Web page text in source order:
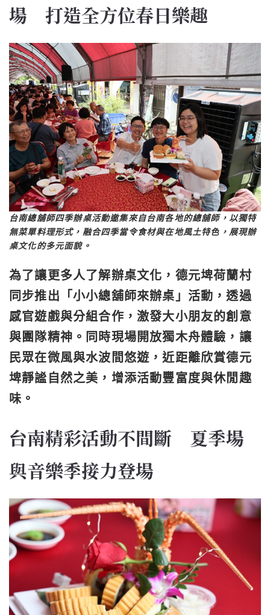
場 打造全方位春日樂趣
台南總舖師四季辦桌活動邀集來自台南各地的總舖師，以獨特
無菜單料理形式，融合四季當令食材與在地風土特色，展現辦
桌文化的多元面貌。
為了讓更多人了解辦桌文化，德元埤荷蘭村
同步推出「小小總舖師來辦桌」活動，透過
感官遊戲與分組合作，激發大小朋友的創意
與團隊精神。同時現場開放獨木舟體驗，讓
民眾在微風與水波間悠遊，近距離欣賞德元
埤靜謐自然之美，增添活動豐富度與休閒趣
味。
台南精彩活動不間斷 夏季場
與音樂季接力登場